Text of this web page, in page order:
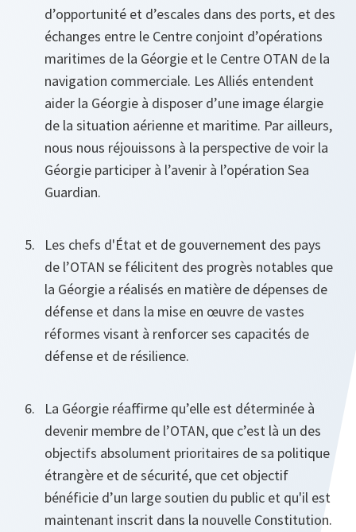
d’opportunité et d’escales dans des ports, et des
échanges entre le Centre conjoint d’opérations
maritimes de la Géorgie et le Centre OTAN de la
navigation commerciale. Les Alliés entendent
aider la Géorgie à disposer d’une image élargie
de la situation aérienne et maritime. Par ailleurs,
nous nous réjouissons à la perspective de voir la
Géorgie participer à l’avenir à l’opération Sea
Guardian.
Les chefs d'État et de gouvernement des pays
de l’OTAN se félicitent des progrès notables que
la Géorgie a réalisés en matière de dépenses de
défense et dans la mise en œuvre de vastes
réformes visant à renforcer ses capacités de
défense et de résilience.
La Géorgie réaffirme qu’elle est déterminée à
devenir membre de l’OTAN, que c’est là un des
objectifs absolument prioritaires de sa politique
étrangère et de sécurité, que cet objectif
bénéficie d’un large soutien du public et qu'il est
maintenant inscrit dans la nouvelle Constitution.